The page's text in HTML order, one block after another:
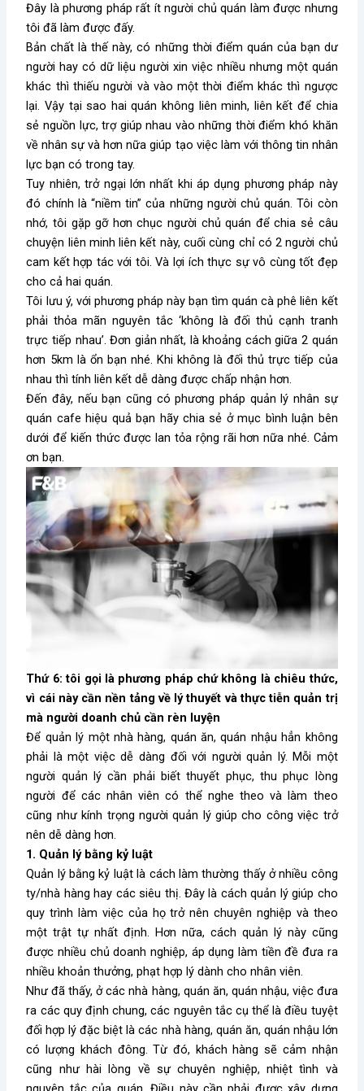
Đây là phương pháp rất ít người chủ quán làm được nhưng
tôi đã làm được đấy.
Bản chất là thế này, có những thời điểm quán của bạn dư
người hay có dữ liệu người xin việc nhiều nhưng một quán
khác thì thiếu người và vào một thời điểm khác thì ngược
lại. Vậy tại sao hai quán không liên minh, liên kết để chia
sẻ nguồn lực, trợ giúp nhau vào những thời điểm khó khăn
về nhân sự và hơn nữa giúp tạo việc làm với thông tin nhân
lực bạn có trong tay.
Tuy nhiên, trở ngại lớn nhất khi áp dụng phương pháp này
đó chính là “niềm tin” của những người chủ quán. Tôi còn
nhớ, tôi gặp gỡ hơn chục người chủ quán để chia sẻ câu
chuyện liên minh liên kết này, cuối cùng chỉ có 2 người chủ
cam kết hợp tác với tôi. Và lợi ích thực sự vô cùng tốt đẹp
cho cả hai quán.
Tôi lưu ý, với phương pháp này bạn tìm quán cà phê liên kết
phải thỏa mãn nguyên tắc ‘không là đối thủ cạnh tranh
trực tiếp nhau’. Đơn giản nhất, là khoảng cách giữa 2 quán
hơn 5km là ổn bạn nhé. Khi không là đối thủ trực tiếp của
nhau thì tính liên kết dễ dàng được chấp nhận hơn.
Đến đây, nếu bạn cũng có phương pháp quản lý nhân sự
quán cafe hiệu quả bạn hãy chia sẻ ở mục bình luận bên
dưới để kiến thức được lan tỏa rộng rãi hơn nữa nhé. Cảm
ơn bạn.
Thứ 6: tôi gọi là phương pháp chứ không là chiêu thức,
vì cái này cần nền tảng về lý thuyết và thực tiễn quản trị
mà người doanh chủ cần rèn luyện
Để quản lý một nhà hàng, quán ăn, quán nhậu hẳn không
phải là một việc dễ dàng đối với người quản lý. Mỗi một
người quản lý cần phải biết thuyết phục, thu phục lòng
người để các nhân viên có thể nghe theo và làm theo
cũng như kính trọng người quản lý giúp cho công việc trở
nên dễ dàng hơn.
1. Quản lý bằng kỷ luật
Quản lý bằng kỷ luật là cách làm thường thấy ở nhiều công
ty/nhà hàng hay các siêu thị. Đây là cách quản lý giúp cho
quy trình làm việc của họ trở nên chuyên nghiệp và theo
một trật tự nhất định. Hơn nữa, cách quản lý này cũng
được nhiều chủ doanh nghiệp, áp dụng làm tiền đề đưa ra
nhiều khoản thưởng, phạt hợp lý dành cho nhân viên.
Như đã thấy, ở các nhà hàng, quán ăn, quán nhậu, việc đưa
ra các quy định chung, các nguyên tắc cụ thể là điều tuyệt
đối hợp lý đặc biệt là các nhà hàng, quán ăn, quán nhậu lớn
có lượng khách đông. Từ đó, khách hàng sẽ cảm nhận
cũng như hài lòng về sự chuyên nghiệp, nhiệt tình và